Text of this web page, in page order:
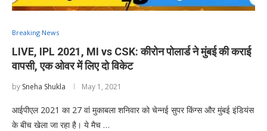
Breaking News
LIVE, IPL 2021, MI vs CSK: कीरोन पोलार्ड ने मुंबई की कराई
वापसी, एक ओवर में लिए दो विकेट
by Sneha Shukla May 1, 2021
आईपीएल 2021 का 27 वां मुकाबला शनिवार को चेन्नई सुपर किंग्स और मुंबई इंडियंस
के बीच खेला जा रहा है। ये मैच …